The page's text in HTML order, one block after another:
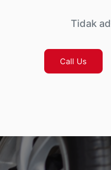
Tidak
Call Us